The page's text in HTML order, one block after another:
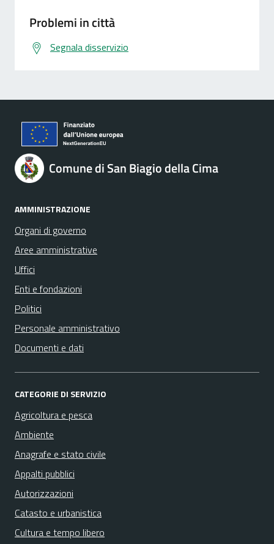
Problemi in città
Segnala disservizio
Comune di San Biagio della Cima
AMMINISTRAZIONE
Organi di governo
Aree amministrative
Uffici
Enti e fondazioni
Politici
Personale amministrativo
Documenti e dati
CATEGORIE DI SERVIZIO
Agricoltura e pesca
Ambiente
Anagrafe e stato civile
Appalti pubblici
Autorizzazioni
Catasto e urbanistica
Cultura e tempo libero